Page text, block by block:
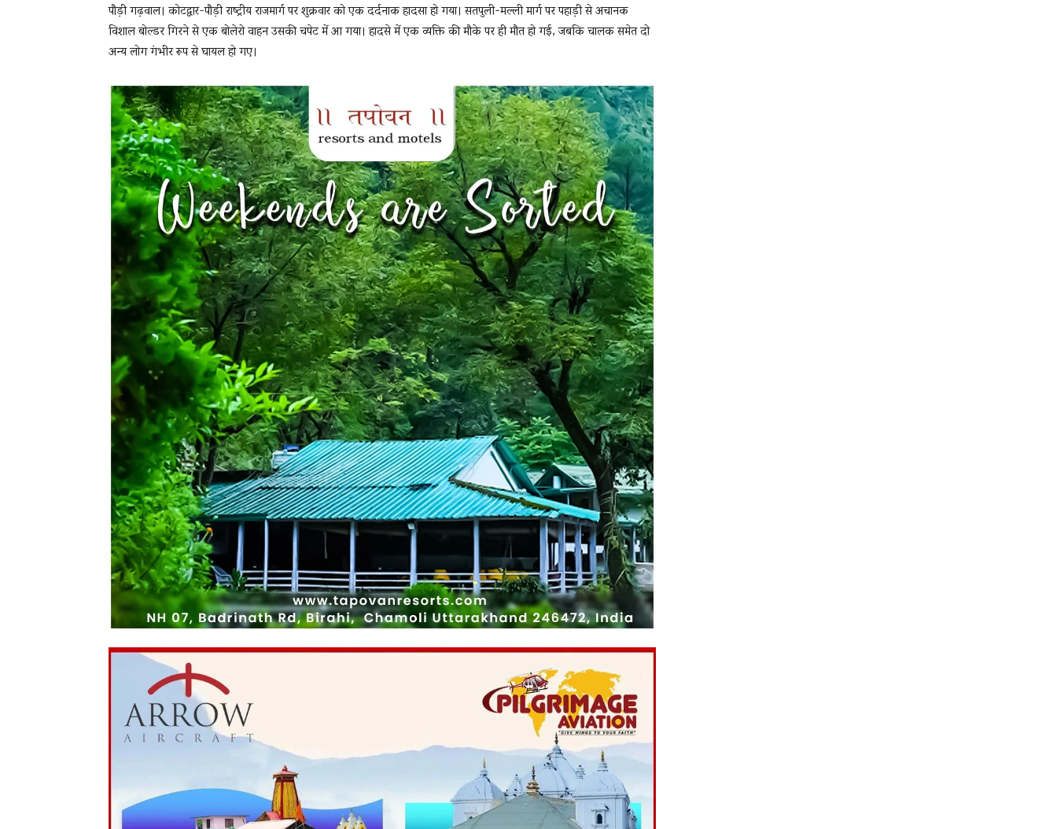
पौड़ी गढ़वाल। कोटद्वार-पौड़ी राष्ट्रीय राजमार्ग पर शुक्रवार को एक दर्दनाक हादसा हो गया। सतपुली-मल्ली मार्ग पर पहाड़ी से अचानक
विशाल बोल्डर गिरने से एक बोलेरो वाहन उसकी चपेट में आ गया। हादसे में एक व्यक्ति की मौके पर ही मौत हो गई, जबकि चालक समेत दो
अन्य लोग गंभीर रूप से घायल हो गए।